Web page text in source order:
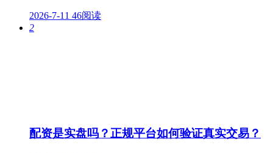
2026-7-11 46阅读
2
配资是实盘吗？正规平台如何验证真实交易？